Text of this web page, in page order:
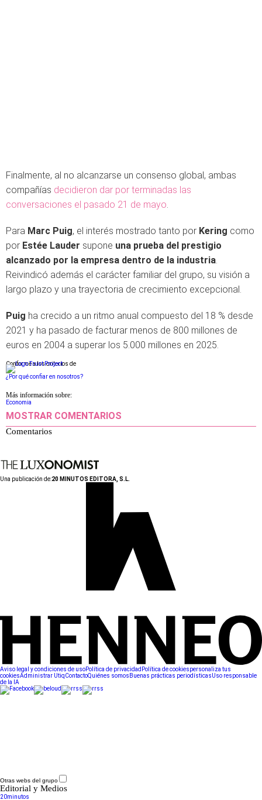
Finalmente, al no alcanzarse un consenso global, ambas
compañías decidieron dar por terminadas las
conversaciones el pasado 21 de mayo.
Para Marc Puig, el interés mostrado tanto por Kering como
por Estée Lauder supone una prueba del prestigio
alcanzado por la empresa dentro de la industria.
Reivindicó además el carácter familiar del grupo, su visión a
largo plazo y una trayectoria de crecimiento excepcional.
Puig ha crecido a un ritmo anual compuesto del 18 % desde
2021 y ha pasado de facturar menos de 800 millones de
euros en 2004 a superar los 5.000 millones en 2025.
Conforme a los criterios de
¿Por qué confiar en nosotros?
Más información sobre:
Economia
MOSTRAR COMENTARIOS
Comentarios
Una publicación de:20 MINUTOS EDITORA, S.L.
Aviso legal y condiciones de usoPolítica de privacidad Política de cookiespersonaliza tus
cookiesAdministrar UtiqContactoQuiénes somos Buenas prácticas periodísticasUso responsable
de la IA
Otras webs del grupo
Editorial y Medios
20minutos